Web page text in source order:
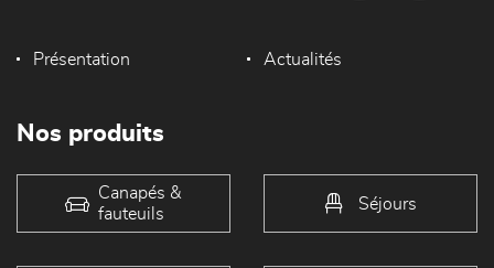
Présentation Actualités
Nos produits
Canapés &
fauteuils
Séjours